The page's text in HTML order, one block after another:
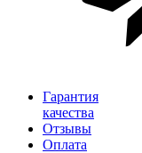
Гарантия
качества
Отзывы
Оплата